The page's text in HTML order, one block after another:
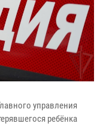
управления
ребёнка